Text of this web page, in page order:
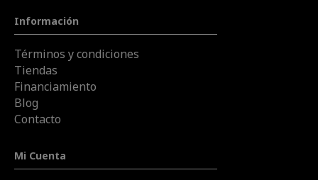
Información
Términos y condiciones
Tiendas
Financiamiento
Blog
Contacto
Mi Cuenta